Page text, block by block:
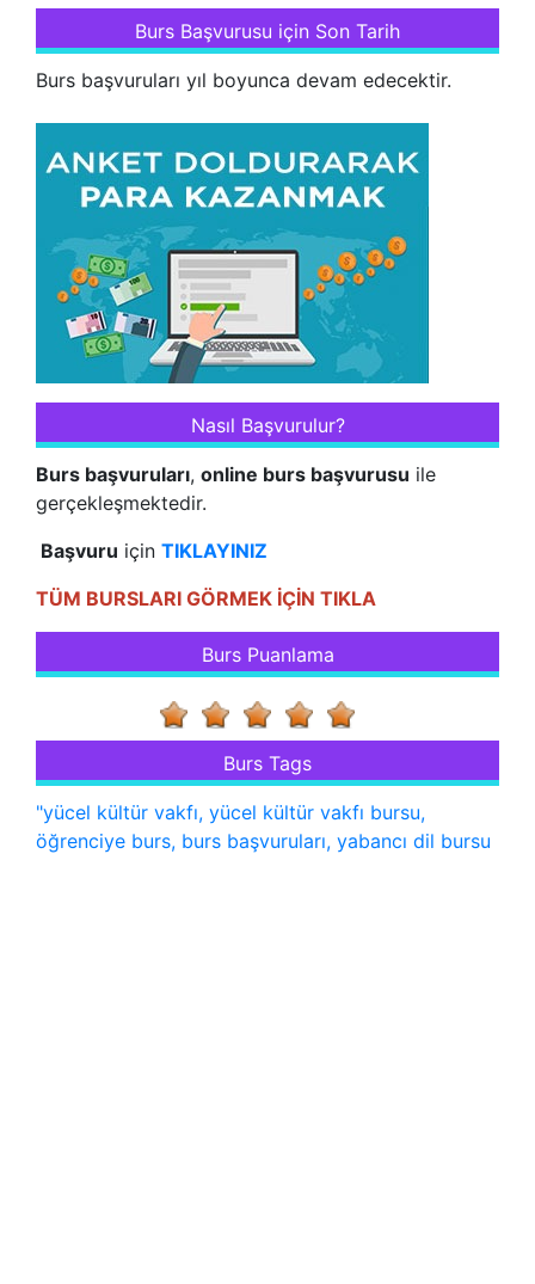
Burs Başvurusu için Son Tarih
Burs başvuruları yıl boyunca devam edecektir.
Nasıl Başvurulur?
Burs başvuruları, online burs başvurusu ile
gerçekleşmektedir.
Başvuru için TIKLAYINIZ
TÜM BURSLARI GÖRMEK İÇİN TIKLA
Burs Puanlama
Burs Tags
"yücel kültür vakfı, yücel kültür vakfı bursu,
öğrenciye burs, burs başvuruları, yabancı dil bursu